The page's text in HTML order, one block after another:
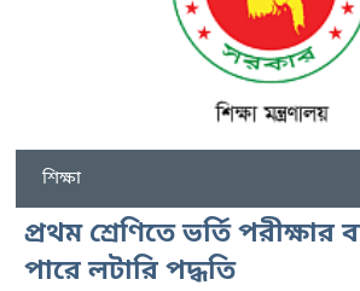
শিক্ষা
প্রথম শ্রেণিতে ভর্তি
পারে লটারি পদ্ধতি